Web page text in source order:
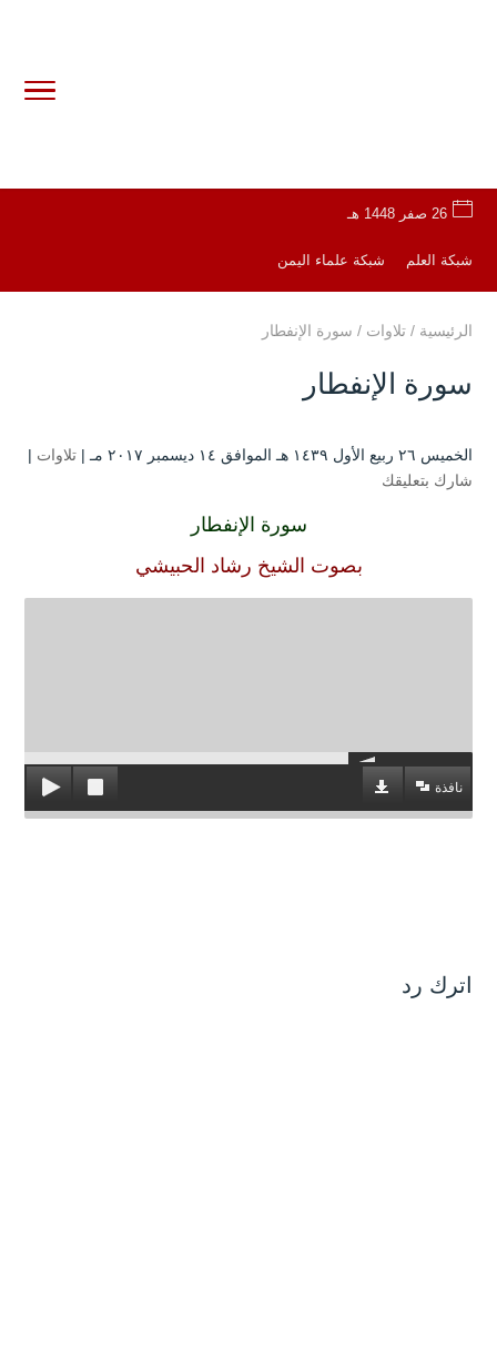
26 صفر 1448 هـ
شبكة العلم شبكة علماء اليمن
الرئيسية / تلاوات / سورة الإنفطار
سورة الإنفطار
الخميس ۲٦ ربيع الأول ۱٤۳۹ هـ الموافق ۱٤ ديسمبر ۲۰۱۷ مـ | تلاوات |
شارك بتعليقك
سورة الإنفطار
بصوت الشيخ رشاد الحبيشي
نافذة
اترك رد